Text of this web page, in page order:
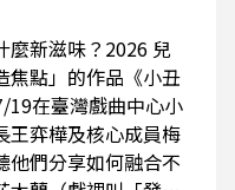
麼新滋味？2026 兒
焦點」的作品《小丑
19在臺灣戲曲中心小
王弈樺及核心成員梅
他們分享如何融合不